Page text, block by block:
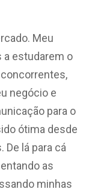
Meu
a estudarem o
negócio e
para o
ótima desde
lá para cá
as
minhas